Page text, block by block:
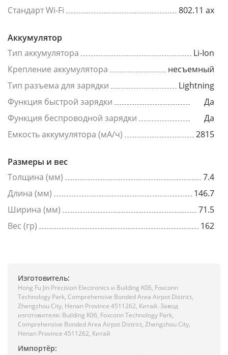
Стандарт Wi-Fi
802.11 ax
Аккумулятор
Тип аккумулятора
Li-Ion
Крепление аккумулятора
несъемный
Тип разъема для зарядки
Lightning
Функция быстрой зарядки
Да
Функция беспроводной зарядки
Да
Емкость аккумулятора (мА/ч)
2815
Размеры и вес
Толщина (мм)
7.4
Длина (мм)
146.7
Ширина (мм)
71.5
Вес (гр)
162
Изготовитель:
Hong Fu Jin Precision Electronics и Building K06, Foxconn
Technology Park, Comprehensive Bonded Area Airpot District,
Zhengzhou City, Henan Province 4511262, Китай. Завод
изготовителя: Building K06, Foxconn Technology Park,
Comprehensive Bonded Area Airpot District, Zhengzhou City,
Henan Province 4511262, Китай
Импортёр: